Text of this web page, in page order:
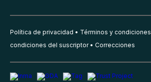
Política de privacidad Términos y condiciones
condiciones del suscriptor
Correcciones